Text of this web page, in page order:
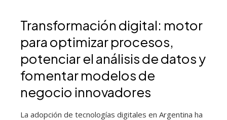
Transformación digital: motor
para optimizar procesos,
potenciar el análisis de datos y
fomentar modelos de
negocio innovadores
La adopción de tecnologías digitales en Argentina ha